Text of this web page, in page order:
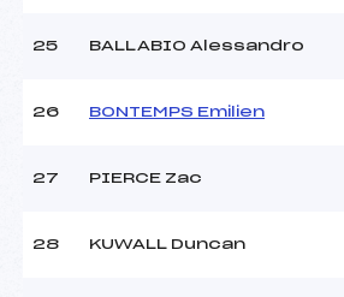
25 BALLABIO Alessandro
26 BONTEMPS Emilien
27 PIERCE Zac
28 KUWALL Duncan